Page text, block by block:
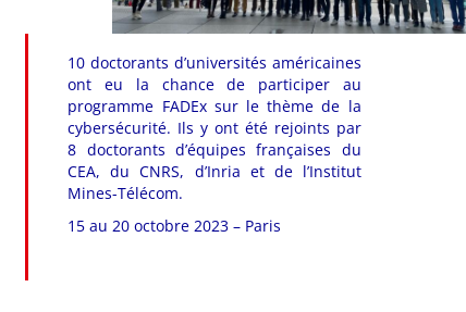
10 doctorants d’universités américaines
ont eu la chance de participer au
programme FADEx sur le thème de la
cybersécurité. Ils y ont été rejoints par
8 doctorants d’équipes françaises du
CEA, du CNRS, d’Inria et de l’Institut
Mines-Télécom.
15 au 20 octobre 2023 – Paris